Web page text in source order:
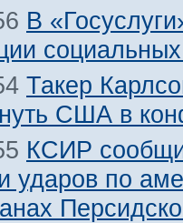
В
Такер
США в
КСИР
ударов по